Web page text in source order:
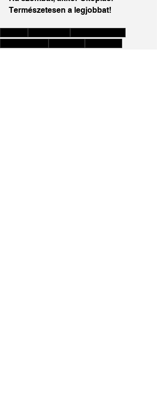
Természetesen a legjobbat!